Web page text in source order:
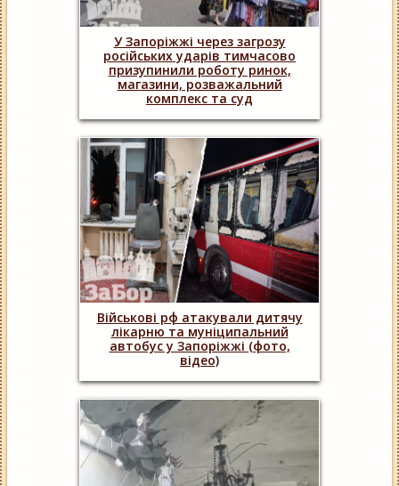
У Запоріжжі через загрозу
російських ударів тимчасово
призупинили роботу ринок,
магазини, розважальний
комплекс та суд
Військові рф атакували дитячу
лікарню та муніципальний
автобус у Запоріжжі (фото,
відео)